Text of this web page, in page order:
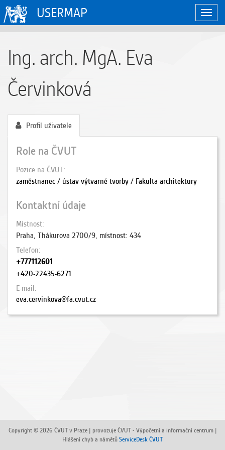
USERMAP
Ing. arch. MgA. Eva
Červinková
Profil uživatele
Role na ČVUT
Pozice na ČVUT
zaměstnanec / ústav výtvarné tvorby / Fakulta architektury
Kontaktní údaje
Místnost
Praha, Thákurova 2700/9, místnost: 434
Telefon
+777112601
+420-22435-6271
E-mail
eva.cervinkova@fa.cvut.cz
Copyright © 2026 ČVUT v Praze | provozuje ČVUT - Výpočetní a informační centrum |
Hlášení chyb a námětů ServiceDesk ČVUT